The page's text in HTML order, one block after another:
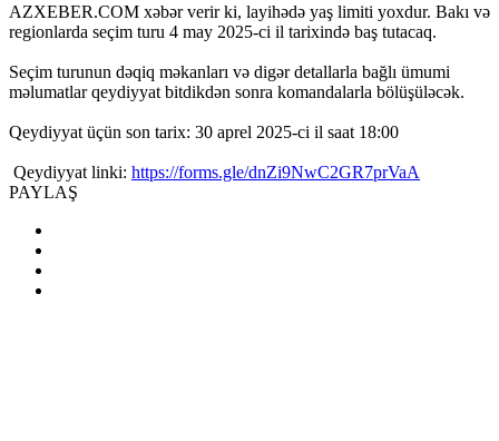
AZXEBER.COM xəbər verir ki, layihədə yaş limiti yoxdur. Bakı və
regionlarda seçim turu 4 may 2025-ci il tarixində baş tutacaq.
Seçim turunun dəqiq məkanları və digər detallarla bağlı ümumi
məlumatlar qeydiyyat bitdikdən sonra komandalarla bölüşüləcək.
Qeydiyyat üçün son tarix: 30 aprel 2025-ci il saat 18:00
Qeydiyyat linki: https://forms.gle/dnZi9NwC2GR7prVaA
PAYLAŞ